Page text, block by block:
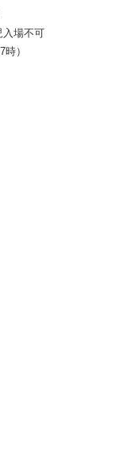
場不可
）